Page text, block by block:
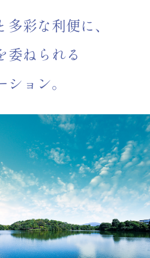
多彩な利便に、
委ねられる
ション。